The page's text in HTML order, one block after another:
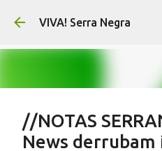
Pular para o
VIVA! Serra Negra
//NOTAS
News derrubam